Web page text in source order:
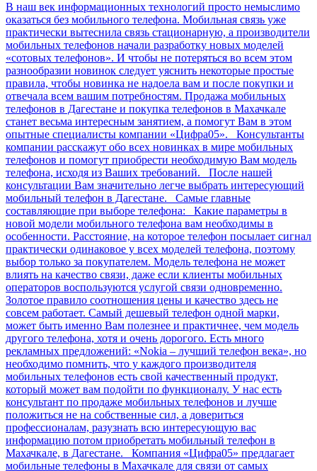
В наш век информационных технологий просто немыслимо
оказаться без мобильного телефона. Мобильная связь уже
практически вытеснила связь стационарную, а производители
мобильных телефонов начали разработку новых моделей
«сотовых телефонов». И чтобы не потеряться во всем этом
разнообразии новинок следует уяснить некоторые простые
правила, чтобы новинка не надоела вам и после покупки и
отвечала всем вашим потребностям. Продажа мобильных
телефонов в Дагестане и покупка телефонов в Махачкале
станет весьма интересным занятием, а помогут Вам в этом
опытные специалисты компании «Цифра05». Консультанты
компании расскажут обо всех новинках в мире мобильных
телефонов и помогут приобрести необходимую Вам модель
телефона, исходя из Ваших требований. После нашей
консультации Вам значительно легче выбрать интересующий
мобильный телефон в Дагестане. Самые главные
составляющие при выборе телефона: Какие параметры в
новой модели мобильного телефона вам необходимы в
особенности. Расстояние, на которое телефон посылает сигнал
практически одинаковое у всех моделей телефона, поэтому
выбор только за покупателем. Модель телефона не может
влиять на качество связи, даже если клиенты мобильных
операторов воспользуются услугой связи одновременно.
Золотое правило соотношения цены и качество здесь не
совсем работает. Самый дешевый телефон одной марки,
может быть именно Вам полезнее и практичнее, чем модель
другого телефона, хотя и очень дорогого. Есть много
рекламных предложений: «Nokia – лучший телефон века», но
необходимо помнить, что у каждого производителя
мобильных телефонов есть свой качественный продукт,
который может вам подойти по функционалу. У нас есть
консультант по продаже мобильных телефонов и лучше
положиться не на собственные сил, а довериться
профессионалам, разузнать всю интересующую вас
информацию потом приобретать мобильный телефон в
Махачкале, в Дагестане. Компания «Цифра05» предлагает
мобильные телефоны в Махачкале для связи от самых